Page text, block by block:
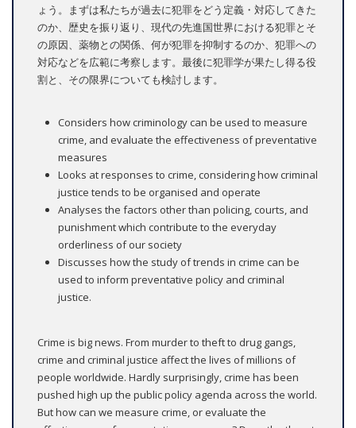
ょう。まずは私たちが過去に犯罪をどう定義・対応してきた
のか、歴史を振り返り、現代の先進国世界における犯罪とそ
の原因、薬物との関係、何が犯罪を抑制するのか、犯罪への
対応などを広範に考察します。最後に犯罪学が果たし得る役
割と、その限界についても検討します。
Considers how criminology can be used to measure
crime, and evaluate the effectiveness of preventative
measures
Looks at responses to crime, considering how criminal
justice tends to be organised and operate
Analyses the factors other than policing, courts, and
punishment which contribute to the everyday
orderliness of our society
Discusses how the study of trends in crime can be
used to inform preventative policy and criminal
justice.
Crime is big news. From murder to theft to drug gangs,
crime and criminal justice affect the lives of millions of
people worldwide. Hardly surprisingly, crime has been
pushed high up the public policy agenda across the world.
But how can we measure crime, or evaluate the